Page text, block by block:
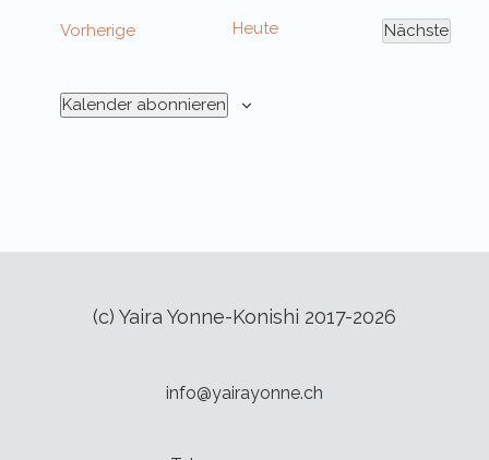
VorherigeVeranstaltungen
Heute
Nächste
Kalender abonnieren
(c) Yaira Yonne-Konishi 2017-2026
info@yairayonne.ch